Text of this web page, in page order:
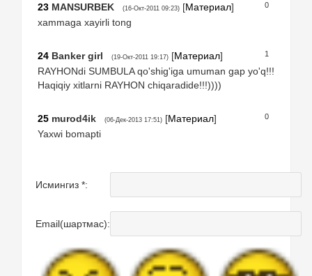
0
23 MANSURBEK (16-Окт-2011 09:23) [Материал]
xammaga xayirli tong
1
24 Banker girl (19-Окт-2011 19:17) [Материал]
RAYHONdi SUMBULA qo'shig'iga umuman gap yo'q!!!
Haqiqiy xitlarni RAYHON chiqaradide!!!))))
0
25 murod4ik (06-Дек-2013 17:51) [Материал]
Yaxwi bomapti
Исмингиз *:
Email(шартмас):